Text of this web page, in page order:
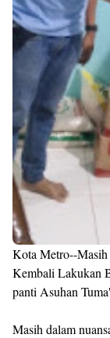
Kota Metro--
Kembali Lakukan
panti Asuhan
Masih dalam